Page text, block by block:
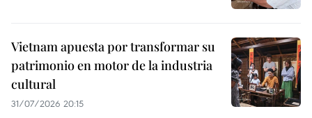
Vietnam apuesta por transformar su
patrimonio en motor de la industria
cultural
31/07/2026 20:15